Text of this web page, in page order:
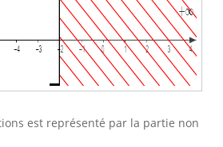
est représenté par la partie non